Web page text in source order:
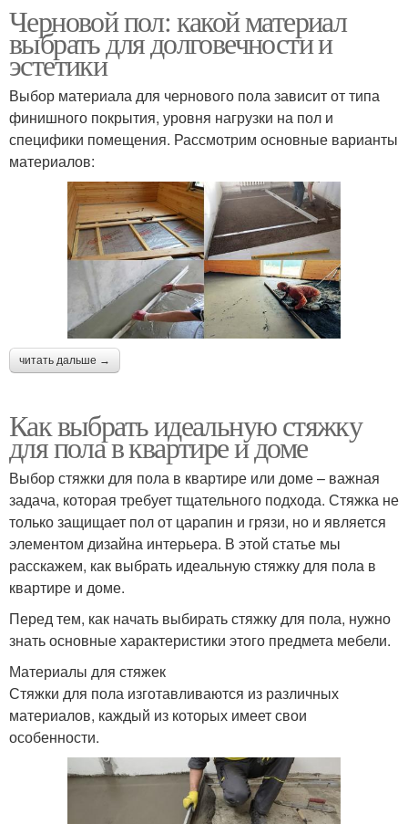
Черновой пол: какой материал
выбрать для долговечности и
эстетики
Выбор материала для чернового пола зависит от типа
финишного покрытия, уровня нагрузки на пол и
специфики помещения. Рассмотрим основные варианты
материалов:
читать дальше →
Как выбрать идеальную стяжку
для пола в квартире и доме
Выбор стяжки для пола в квартире или доме – важная
задача, которая требует тщательного подхода. Стяжка не
только защищает пол от царапин и грязи, но и является
элементом дизайна интерьера. В этой статье мы
расскажем, как выбрать идеальную стяжку для пола в
квартире и доме.
Перед тем, как начать выбирать стяжку для пола, нужно
знать основные характеристики этого предмета мебели.
Материалы для стяжек
Стяжки для пола изготавливаются из различных
материалов, каждый из которых имеет свои
особенности.